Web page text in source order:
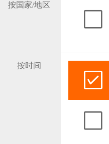
按国家/地区
按时间